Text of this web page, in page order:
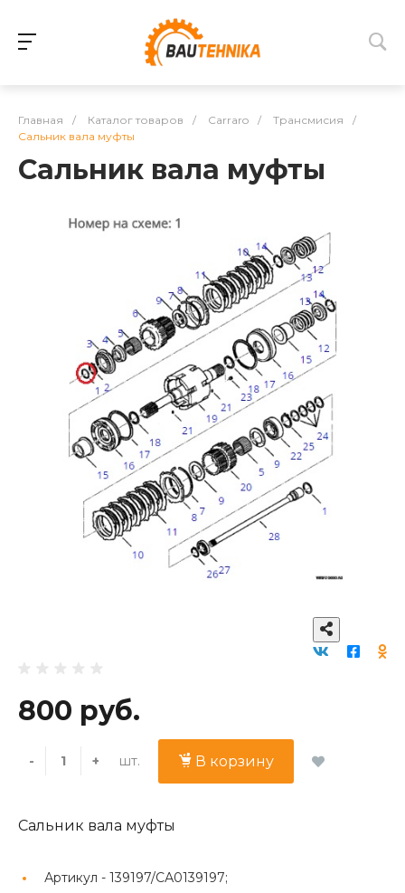
Главная / Каталог товаров / Carraro / Трансмисия
/
Сальник вала муфты
Сальник вала муфты
800 руб.
- + шт. В корзину
Сальник вала муфты
Артикул - 139197/СА0139197;